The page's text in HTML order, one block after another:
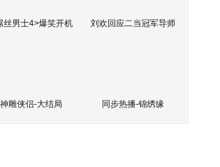
丝男士4>爆笑开机 刘欢回应二当冠军导师
神雕侠侣-大结局 同步热播-锦绣缘